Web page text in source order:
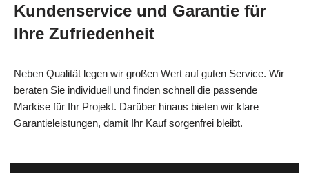
Kundenservice und Garantie für
Ihre Zufriedenheit
Neben Qualität legen wir großen Wert auf guten Service. Wir
beraten Sie individuell und finden schnell die passende
Markise für Ihr Projekt. Darüber hinaus bieten wir klare
Garantieleistungen, damit Ihr Kauf sorgenfrei bleibt.